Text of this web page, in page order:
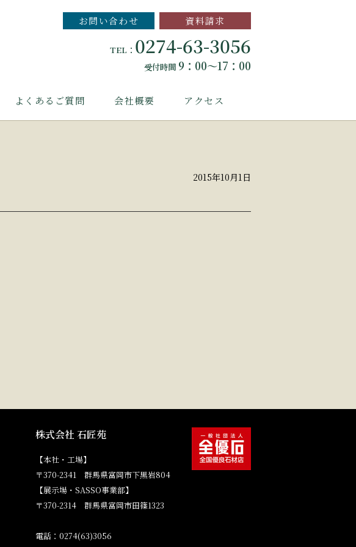
お問い合わせ 資料請求
TEL： 0274-63-3056
受付時間 9：00～17：00
よくあるご質問 会社概要 アクセス
2015年10月1日
株式会社 石匠苑
【本社・工場】
〒370-2341 群馬県富岡市下黒岩804
【展示場・SASSO事業部】
〒370-2314 群馬県富岡市田篠1323
電話：0274(63)3056